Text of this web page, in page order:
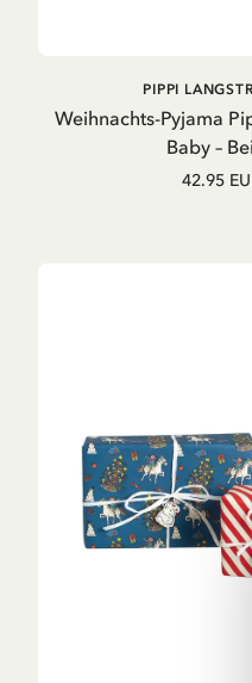
Weihnachts-Pyjama
Baby –
PIPPI
42.95